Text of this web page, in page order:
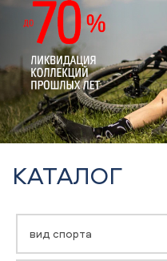
КАТАЛОГ
вид спорта